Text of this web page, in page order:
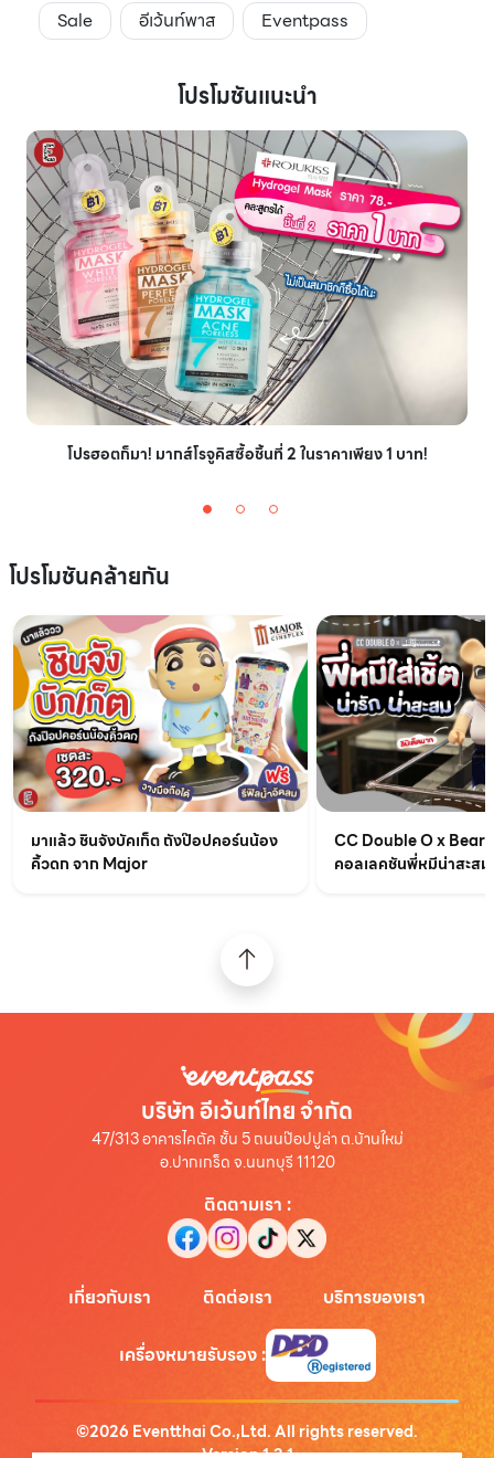
Sale
อีเว้นท์พาส Eventpass
โปรโมชันแนะนำ
โปรฮอตก็มา! มากส์โรจูคิสซื้อชิ้นที่ 2 ในราคาเพียง 1 บาท!
โปรโมชันคล้ายกัน
มาแล้ว ชินจังบัคเก็ต ถังป๊อปคอร์นน้อง
คิ้วดก จาก Major
CC Double O x
คอลเลคชันพี่หมีน่าสะสม
บริษัท อีเว้นท์ไทย จำกัด
47/313 อาคารไคตัค ชั้น 5 ถนนป๊อปปูล่า ต.บ้านใหม่
อ.ปากเกร็ด จ.นนทบุรี 11120
ติดตามเรา :
เกี่ยวกับเรา ติดต่อเรา บริการของเรา
เครื่องหมายรับรอง:
©2026 Eventthai Co.,Ltd. All rights reserved.